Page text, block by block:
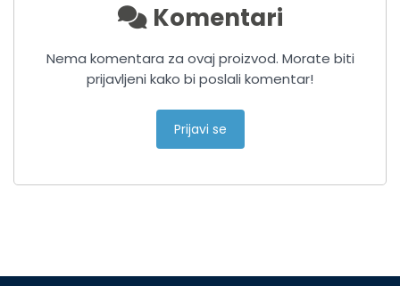
Komentari
Nema komentara za ovaj proizvod. Morate biti
prijavljeni kako bi poslali komentar!
Prijavi se